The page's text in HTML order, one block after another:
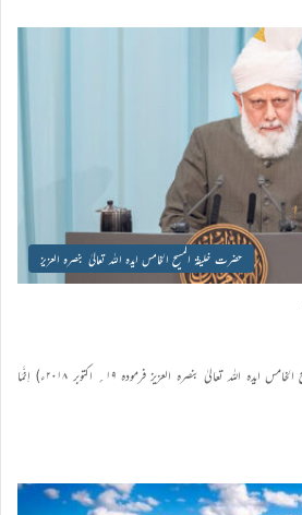
حضرت خلیفۃ المسیح الخامس ایدہ اللہ تعالیٰ بنصرہ العزیز
(انتخاب از خطبہ جمعہ حضرت خلیفۃ المسیح الخامس ایدہ اللہ تعالیٰ بنصرہ العزیز فرمودہ ۱۹؍ اکتوبر ۲۰۱۸ء) اِنَّمَا